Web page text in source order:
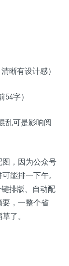
晰有设计感）
字）
乱可是影响阅
，因为公众号
能排一下午。
排版、自动配
，一整个省
了。